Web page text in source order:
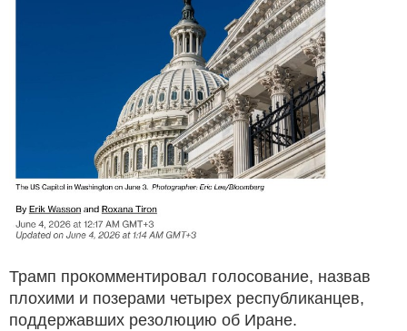
Трамп прокомментировал голосование, назвав
плохими и позерами четырех республиканцев,
поддержавших резолюцию об Иране.